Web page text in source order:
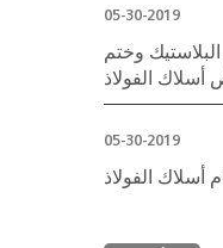
05-30-2019
وختم
أسلاك الفولاذ
05-30-2019
أسلاك الفولاذ